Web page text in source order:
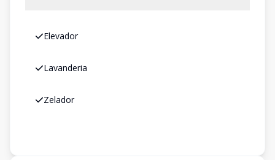
Elevador
Lavanderia
Zelador